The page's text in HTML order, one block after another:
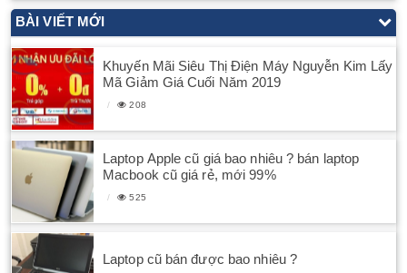
BÀI VIẾT MỚI
Khuyến Mãi Siêu Thị Điện Máy Nguyễn Kim Lấy
Mã Giảm Giá Cuối Năm 2019
208
Laptop Apple cũ giá bao nhiêu ? bán laptop
Macbook cũ giá rẻ, mới 99%
525
Laptop cũ bán được bao nhiêu ?